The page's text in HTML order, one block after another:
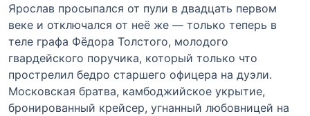
Ярослав просыпался от пули в двадцать первом
веке и отключался от неё же — только теперь в
теле графа Фёдора Толстого, молодого
гвардейского поручика, который только что
прострелил бедро старшего офицера на дуэли.
Московская братва, камбоджийское укрытие,
бронированный крейсер, угнанный любовницей на